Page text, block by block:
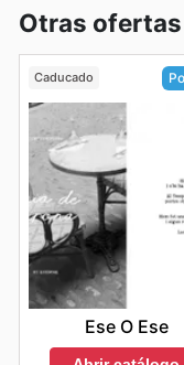
Otras ofertas
Caducado
Ese O Ese